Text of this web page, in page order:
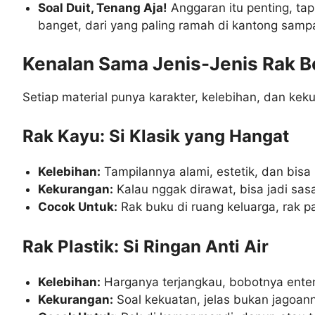
Soal Duit, Tenang Aja! Anggaran itu penting,
banget, dari yang paling ramah di kantong
Kenalan Sama Jenis-Jenis Rak
Setiap material punya karakter, kelebihan, dan
Rak Kayu: Si Klasik yang Hangat
Kelebihan: Tampilannya alami, estetik, dan
Kekurangan: Kalau nggak dirawat, bisa jadi
Cocok Untuk: Rak buku di ruang keluarga, rak
Rak Plastik: Si Ringan Anti Air
Kelebihan: Harganya terjangkau, bobotnya
Kekurangan: Soal kekuatan, jelas bukan